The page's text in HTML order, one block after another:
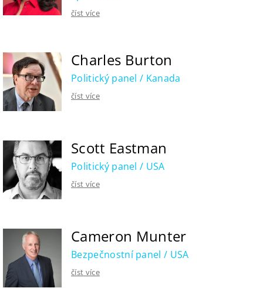
číst více
Charles Burton
Politický panel / Kanada
číst více
Scott Eastman
Politický panel / USA
číst více
Cameron Munter
Bezpečnostní panel / USA
číst více